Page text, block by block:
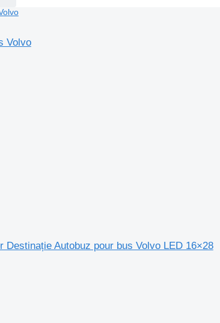
Volvo
Destinație Autobuz pour bus Volvo LED 16×28